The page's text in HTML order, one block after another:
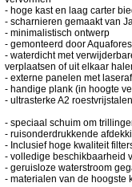
juiste
installatie
grondige
tests
hardhouten
constructie
gemonteerd
geleverd
hoge
- hoge kast en laag carter
- scharnieren gemaakt van
- minimalistisch ontwerp
- gemonteerd door
- waterdicht met
verplaatsen of uit elkaar
- externe panelen met
- handige plank (in hoogte
- ultrasterke A2
- speciaal schuim om
- ruisonderdrukkende
- Inclusief hoge kwaliteit
- volledige beschikbaarheid
- geruisloze waterstroom
- materialen van de hoogste